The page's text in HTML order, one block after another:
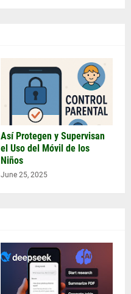
Así Protegen y Supervisan
el Uso del Móvil de los
Niños
June 25, 2025